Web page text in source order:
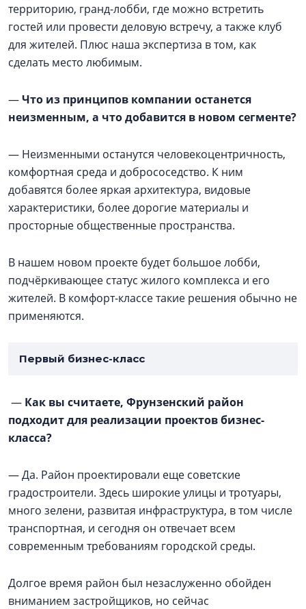
территорию, гранд-лобби, где можно встретить
гостей или провести деловую встречу, а также клуб
для жителей. Плюс наша экспертиза в том, как
сделать место любимым.
—Что из принципов компании останется
неизменным, а что добавится в новом сегменте?
— Неизменными останутся человекоцентричность,
комфортная среда и добрососедство. К ним
добавятся более яркая архитектура, видовые
характеристики, более дорогие материалы и
просторные общественные пространства.
В нашем новом проекте будет большое лобби,
подчёркивающее статус жилого комплекса и его
жителей. В комфорт-классе такие решения обычно не
применяются.
Первый бизнес-класс
— Как вы считаете, Фрунзенский район
подходит для реализации проектов бизнес-
класса?
— Да. Район проектировали еще советские
градостроители. Здесь широкие улицы и тротуары,
много зелени, развитая инфраструктура, в том числе
транспортная, и сегодня он отвечает всем
современным требованиям городской среды.
Долгое время район был незаслуженно обойден
вниманием застройщиков, но сейчас